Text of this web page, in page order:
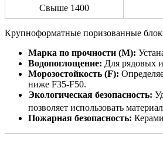
Свыше 1400
Крупноформатные поризованные
Марка по прочности (М):
Водопоглощение: Для рядовых
Морозостойкость (F):
ниже F35-F50.
Экологическая безопасность:
позволяет использовать
Пожарная безопасность: